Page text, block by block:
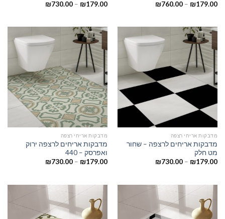
₪179.00
–
₪760.00
₪179.00
–
₪730.00
מדבקות אריחי רצפה
מדבקות אריחים לרצפה – שחור
מט חלק
₪179.00
–
₪730.00
מדבקות אריחי רצפה
מדבקות אריחים לרצפה ירוק
ואפרסק – 440
₪179.00
–
₪730.00